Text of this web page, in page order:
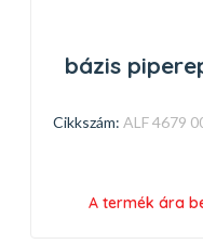
bázis
Cikkszám: ALF 4679
A termék ára